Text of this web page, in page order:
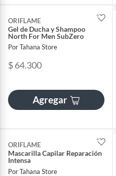
ORIFLAME
Gel de Ducha y Shampoo
North For Men SubZero
Por Tahana Store
$ 64.300
Agregar
ORIFLAME
Mascarilla Capilar Reparación
Intensa
Por Tahana Store